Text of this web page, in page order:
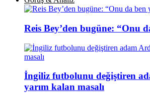
Reis Bey’den bugüne: “Onu
İngiliz futbolunu değiştiren
yarım kalan masalı